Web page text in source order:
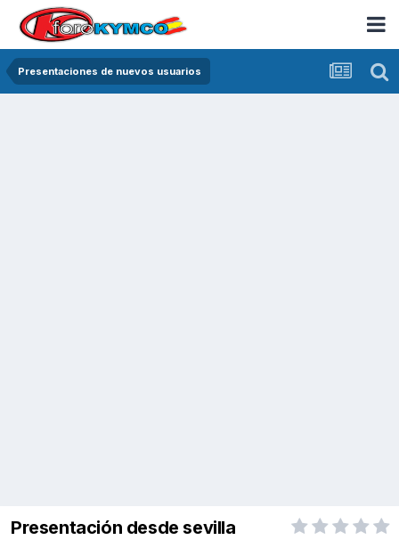
Presentaciones de nuevos usuarios
Presentación desde sevilla